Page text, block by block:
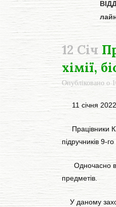
12 Січ
хімії,
Опубліковано о
11 січня 2022
Працівники КУ
підручників 9-
Одночасно в
предметів.
У даному